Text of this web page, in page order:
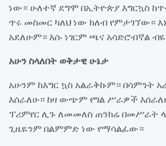
ነው። ሁለተኛ ደግሞ በኢትዮጵያ እግርኳስ
ጥሩ መስመር ካለህ ነው ክለብ የምታገኘው።
አደለሁም። እሱ ነገርም ጫና አሳድሮብኛል ብዬ
አሁን ስላለበት ወቅታዊ ሁኔታ
አሁንም ከእግር ኳስ አልራቅኩም። በሳምንት
እሰራለሁ። ከዛ ውጭም የግል ሥራዎች
ፕሪምየር ሊጉ ለመመለስ ጠንክሬ በመሥራት
ጊዜዬንም በልምምድ ነው የማሳልፈው።